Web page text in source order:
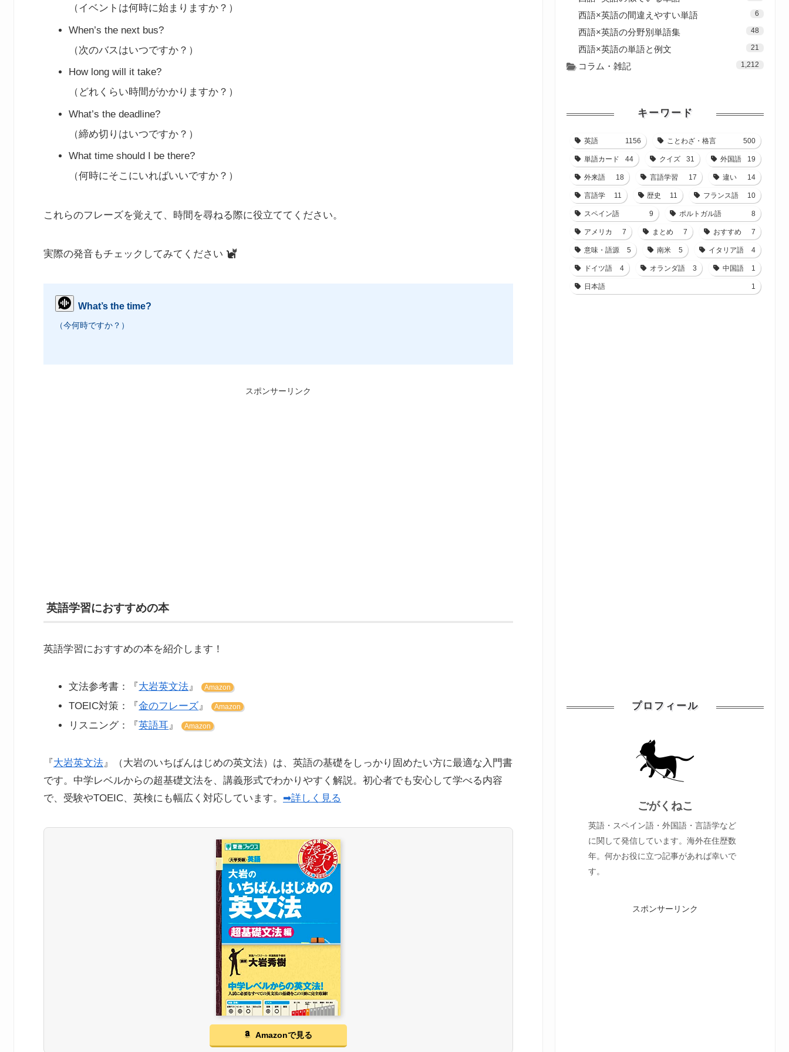
（イベントは何時に始まりますか？）
When’s the next bus?
（次のバスはいつですか？）
How long will it take?
（どれくらい時間がかかりますか？）
What’s the deadline?
（締め切りはいつですか？）
What time should I be there?
（何時にそこにいればいいですか？）
これらのフレーズを覚えて、時間を尋ねる際に役立ててください。
実際の発音もチェックしてみてください
What’s the time?
（今何時ですか？）
スポンサーリンク
英語学習におすすめの本
英語学習におすすめの本を紹介します！
文法参考書：『大岩英文法 』 Amazon
TOEIC対策：『金のフレーズ』 Amazon
リスニング：『英語耳』 Amazon
『 大岩英文法』（大岩のいちばんはじめの英文法）は、英語の基礎をしっかり固めたい方に最適な入門書
です。中学レベルからの超基礎文法を、講義形式でわかりやすく解説。初心者でも安心して学べる内容
で、受験やTOEIC、英検にも幅広く対応しています。 ➡詳しく見る
Amazonで見る
西語×英語の間違えやすい単語 6
西語×英語の分野別単語集 48
西語×英語の単語と例文 21
コラム・雑記 1,212
キーワード
英語 1156 ことわざ・格言 500
単語カード 44 クイズ 31 外国語 19
外来語 18 言語学習 17 違い 14
言語学 11 歴史 11 フランス語 10
スペイン語 9 ポルトガル語 8
アメリカ 7 まとめ 7 おすすめ 7
意味・語源 5 南米 5 イタリア語 4
ドイツ語 4 オランダ語 3 中国語 1
日本語 1
プロフィール
ごがくねこ
英語・スペイン語・外国語・言語学など
に関して発信しています。海外在住歴数
年。何かお役に立つ記事があれば幸いで
す。
スポンサーリンク